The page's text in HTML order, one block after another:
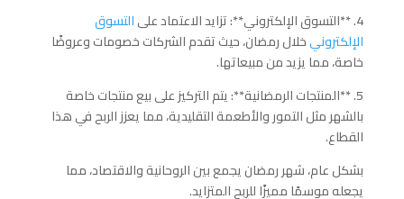
4. **التسوق الإلكتروني**: تزايد الاعتماد على
التسوق
الإلكترونيخلال رمضان، حيث تقدم الشركات خصومات وعروضًا
خاصة، مما يزيد من مبيعاتها.
5. **المنتجات الرمضانية**: يتم التركيز على بيع منتجات خاصة
بالشهر مثل التمور والأطعمة التقليدية، مما يعزز الربح في هذا
القطاع.
بشكل عام، شهر رمضان يجمع بين الروحانية والاقتصاد، مما
يجعله موسمًا مميزًا للربح المتزايد.